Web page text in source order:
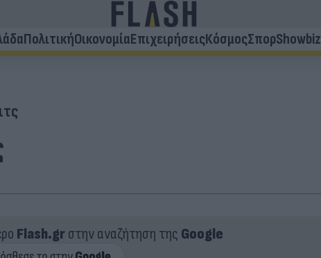
ΠολιτικήΟικονομίαΕπιχειρήσειςΚόσμοςΣπορShowbiz
Flash.grστην αναζήτηση της Google